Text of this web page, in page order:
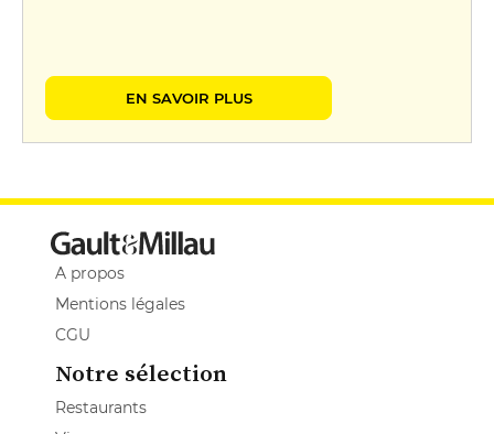
EN SAVOIR PLUS
A propos
Mentions légales
CGU
Notre sélection
Restaurants